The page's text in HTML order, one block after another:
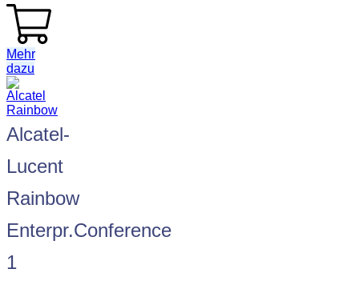
Mehr
dazu
Alcatel-
Lucent
Rainbow
Enterpr.Conference
1